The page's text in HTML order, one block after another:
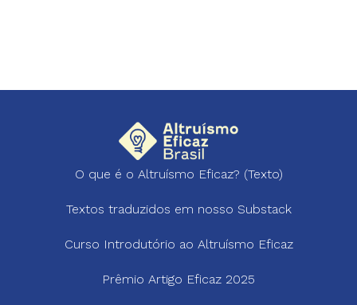
O que é o Altruísmo Eficaz? (Texto)
Textos traduzidos em nosso Substack
Curso Introdutório ao Altruísmo Eficaz
Prêmio Artigo Eficaz 2025